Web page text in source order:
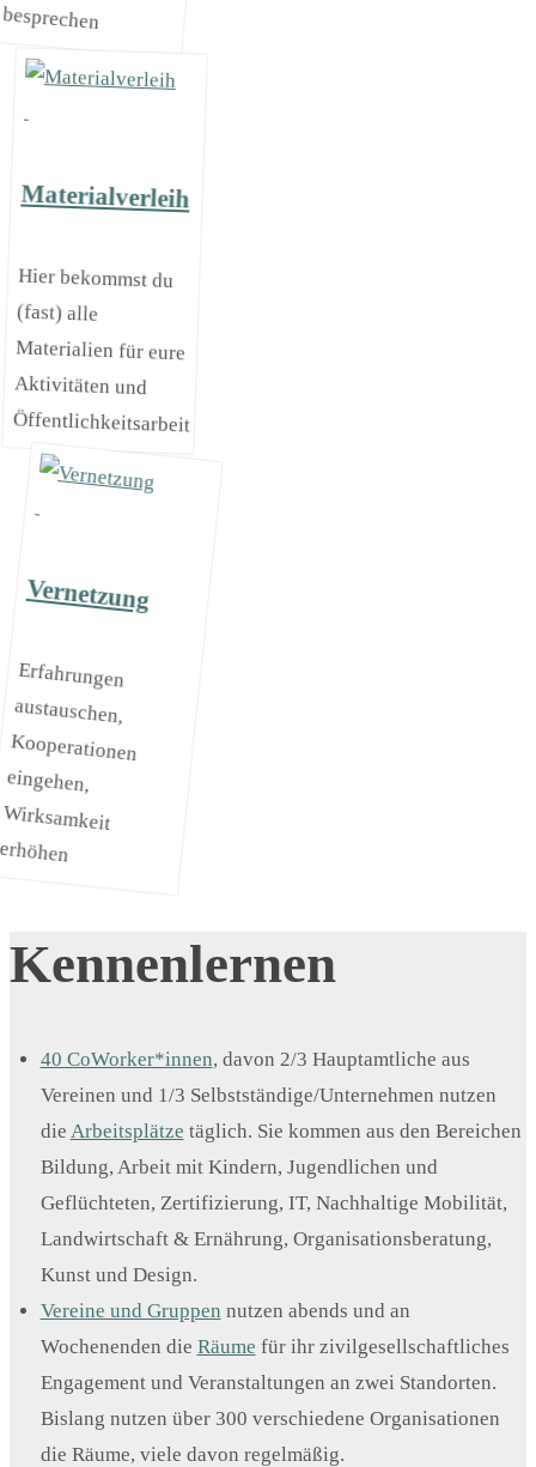
besprechen
Materialverleih
Hier bekommst du
(fast) alle
Materialien für eure
Aktivitäten und
Öffentlichkeitsarbeit
Vernetzung
Erfahrungen
austauschen,
Kooperationen
eingehen,
Wirksamkeit
Kennenlernen
40 CoWorker*innen, davon 2/3 Hauptamtliche aus
Vereinen und 1/3 Selbstständige/Unternehmen nutzen
die Arbeitsplätze täglich. Sie kommen aus den Bereichen
Bildung, Arbeit mit Kindern, Jugendlichen und
Geflüchteten, Zertifizierung, IT, Nachhaltige Mobilität,
Landwirtschaft & Ernährung, Organisationsberatung,
Kunst und Design.
Vereine und Gruppen nutzen abends und an
Wochenenden die Räume für ihr zivilgesellschaftliches
Engagement und Veranstaltungen an zwei Standorten.
Bislang nutzen über 300 verschiedene Organisationen
die Räume, viele davon regelmäßig.